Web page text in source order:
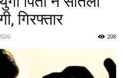
गिरफ्तार
208